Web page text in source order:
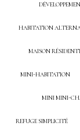
HABITATION
MAISON
MINI-HABITATION
MINI MINI-
REFUGE SIMPLICITÉ